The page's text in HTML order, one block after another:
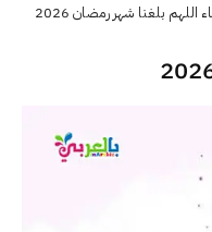
بلغنا شهر رمضان 2026